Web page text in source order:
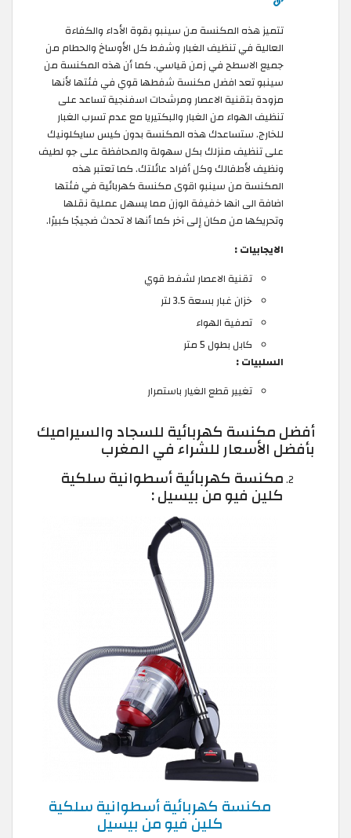
تتميز هذه المكنسة من سينبو بقوة الأداء والكفاءة
العالية في تنظيف الغبار وشفط كل الأوساخ والحطام من
جميع الاسطح في زمن قياسي. كما أن هذه المكنسة من
سينبو تعد افضل مكنسة شفطها قوي في فئتها لأنها
مزودة بتقنية الاعصار ومرشحات اسفنجية تساعد على
تنظيف الهواء من الغبار والبكتيريا مع عدم تسرب الغبار
للخارج. ستساعدك هذه المكنسة بدون كيس سايكلونيك
على تنظيف منزلك بكل سهولة والمحافظة على جو لطيف
ونظيف لأطفالك وكل أفراد عائلتك. كما تعتبر هذه
المكنسة من سينبو اقوى مكنسة كهربائية في فئتها
اضافة الى انها خفيفة الوزن مما يسهل عملية نقلها
وتحريكها من مكان إلى آخر كما أنها لا تحدث ضجيجًا كبيرًا.
الايجابيات :
تقنية الاعصار لشفط قوي
خزان غبار بسعة 3.5 لتر
تصفية الهواء
كابل بطول 5 متر
السلبيات :
تغيير قطع الغيار باستمرار
أفضل مكنسة كهربائية للسجاد والسيراميك
بأفضل الأسعار للشراء في المغرب
مكنسة كهربائية أسطوانية سلكية
كلين فيو من بيسيل :
مكنسة كهربائية أسطوانية سلكية
كلين فيو من بيسيل